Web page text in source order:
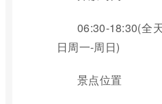
06:30-18:30(全
日周一-周日)
景点位置